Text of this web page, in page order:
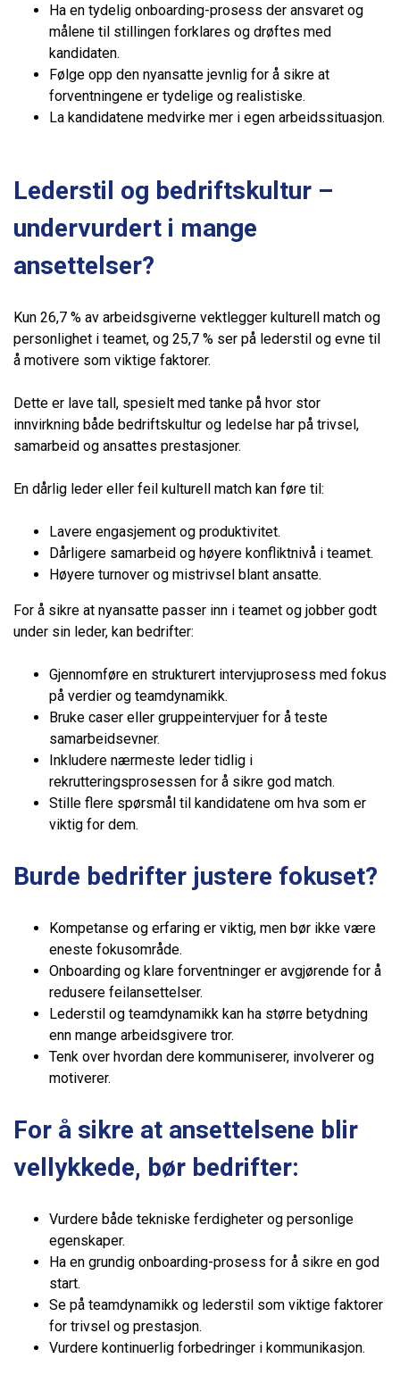
Ha en tydelig onboarding-prosess der ansvaret og
målene til stillingen forklares og drøftes med
kandidaten.
Følge opp den nyansatte jevnlig for å sikre at
forventningene er tydelige og realistiske.
La kandidatene medvirke mer i egen arbeidssituasjon.
Lederstil og bedriftskultur –
undervurdert i mange
ansettelser?
Kun 26,7 % av arbeidsgiverne vektlegger kulturell match og
personlighet i teamet, og 25,7 % ser på lederstil og evne til
å motivere som viktige faktorer.
Dette er lave tall, spesielt med tanke på hvor stor
innvirkning både bedriftskultur og ledelse har på trivsel,
samarbeid og ansattes prestasjoner.
En dårlig leder eller feil kulturell match kan føre til:
Lavere engasjement og produktivitet.
Dårligere samarbeid og høyere konfliktnivå i teamet.
Høyere turnover og mistrivsel blant ansatte.
For å sikre at nyansatte passer inn i teamet og jobber godt
under sin leder, kan bedrifter:
Gjennomføre en strukturert intervjuprosess med fokus
på verdier og teamdynamikk.
Bruke caser eller gruppeintervjuer for å teste
samarbeidsevner.
Inkludere nærmeste leder tidlig i
rekrutteringsprosessen for å sikre god match.
Stille flere spørsmål til kandidatene om hva som er
viktig for dem.
Burde bedrifter justere fokuset?
Kompetanse og erfaring er viktig, men bør ikke være
eneste fokusområde.
Onboarding og klare forventninger er avgjørende for å
redusere feilansettelser.
Lederstil og teamdynamikk kan ha større betydning
enn mange arbeidsgivere tror.
Tenk over hvordan dere kommuniserer, involverer og
motiverer.
For å sikre at ansettelsene blir
vellykkede, bør bedrifter:
Vurdere både tekniske ferdigheter og personlige
egenskaper.
Ha en grundig onboarding-prosess for å sikre en god
start.
Se på teamdynamikk og lederstil som viktige faktorer
for trivsel og prestasjon.
Vurdere kontinuerlig forbedringer i kommunikasjon.